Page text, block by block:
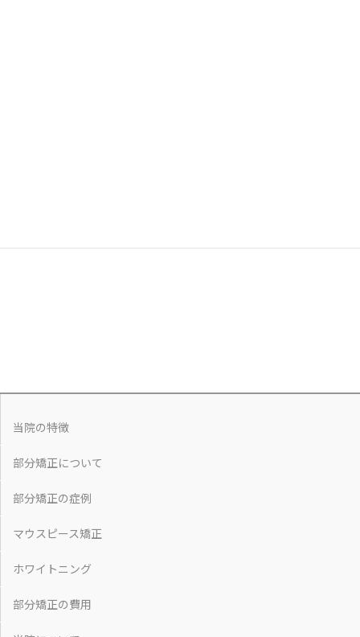
当院の特徴
部分矯正について
部分矯正の症例
マウスピース矯正
ホワイトニング
部分矯正の費用